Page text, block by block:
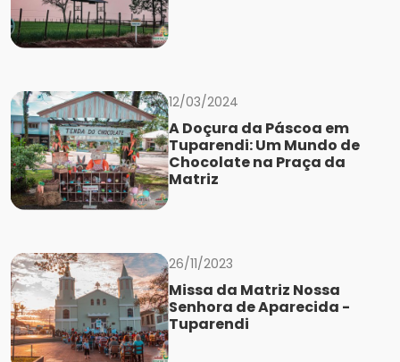
12/03/2024
A Doçura da Páscoa em
Tuparendi: Um Mundo de
Chocolate na Praça da
Matriz
26/11/2023
Missa da Matriz Nossa
Senhora de Aparecida -
Tuparendi